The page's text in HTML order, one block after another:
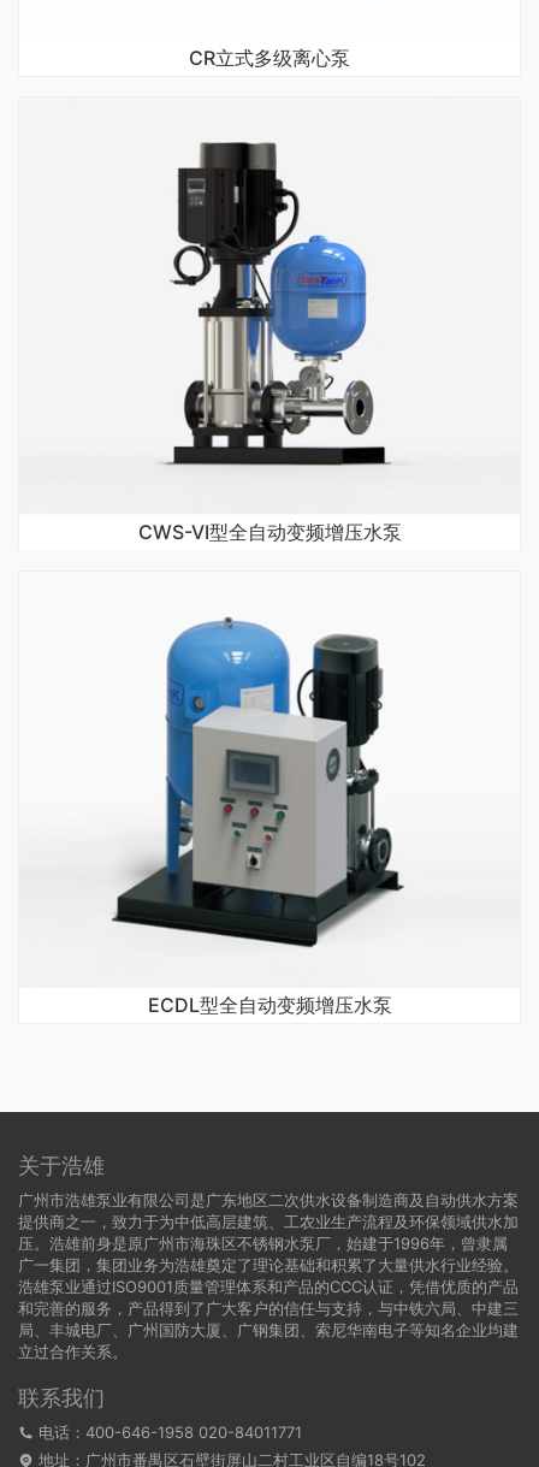
CR立式多级离心泵
CWS-VI型全自动变频增压水泵
ECDL型全自动变频增压水泵
关于浩雄
广州市浩雄泵业有限公司是广东地区二次供水设备制造商及自动供水方案
提供商之一，致力于为中低高层建筑、工农业生产流程及环保领域供水加
压。浩雄前身是原广州市海珠区不锈钢水泵厂，始建于1996年，曾隶属
广一集团，集团业务为浩雄奠定了理论基础和积累了大量供水行业经验。
浩雄泵业通过ISO9001质量管理体系和产品的CCC认证，凭借优质的产品
和完善的服务，产品得到了广大客户的信任与支持，与中铁六局、中建三
局、丰城电厂、广州国防大厦、广钢集团、索尼华南电子等知名企业均建
立过合作关系。
联系我们
电话：400-646-1958 020-84011771
地址：广州市番禺区石壁街屏山二村工业区自编18号102